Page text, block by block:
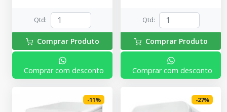
Qtd:
Comprar Produto
Comprar com desconto
Qtd:
Comprar Produto
Comprar com desconto
-11% -27%